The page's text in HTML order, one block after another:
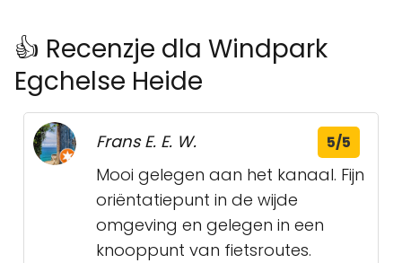
👍 Recenzje dla Windpark
Egchelse Heide
Frans E. E. W. 5/5
Mooi gelegen aan het kanaal. Fijn
oriëntatiepunt in de wijde
omgeving en gelegen in een
knooppunt van fietsroutes.